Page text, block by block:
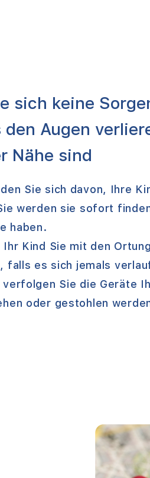
sich keine
den Augen
Nähe sind
Sie sich davon, Ihre
werden sie sofort
haben.
Ihr Kind Sie mit den
falls es sich jemals
verfolgen Sie die Geräte
oder gestohlen